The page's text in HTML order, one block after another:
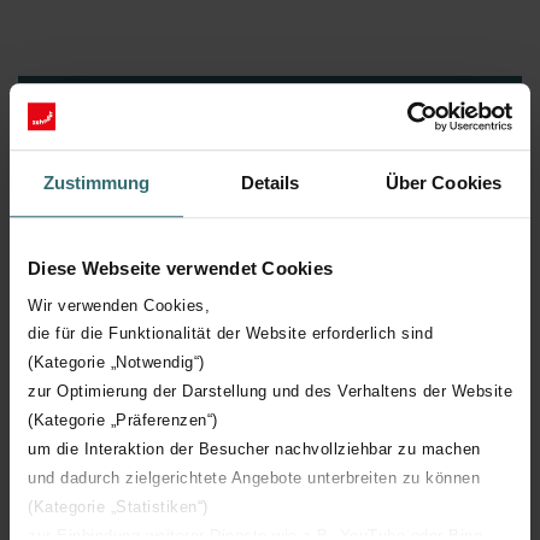
Zustimmung Details Über Cookies
Diese Webseite verwendet Cookies
Wir verwenden Cookies,
die für die Funktionalität der Website erforderlich sind
(Kategorie „Notwendig“)
zur Optimierung der Darstellung und des Verhaltens der Website
(Kategorie „Präferenzen“)
um die Interaktion der Besucher nachvollziehbar zu machen
und dadurch zielgerichtete Angebote unterbreiten zu können
(Kategorie „Statistiken“)
Un climat intérieur encore
plus sain? Ensemble, on
En savoir plus sur l’utilisation ou l’entretien ? Rendez-vous